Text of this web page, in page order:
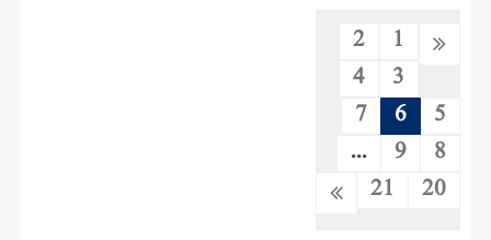
1
2
3
4
5
6
7
8
9
...
20
21